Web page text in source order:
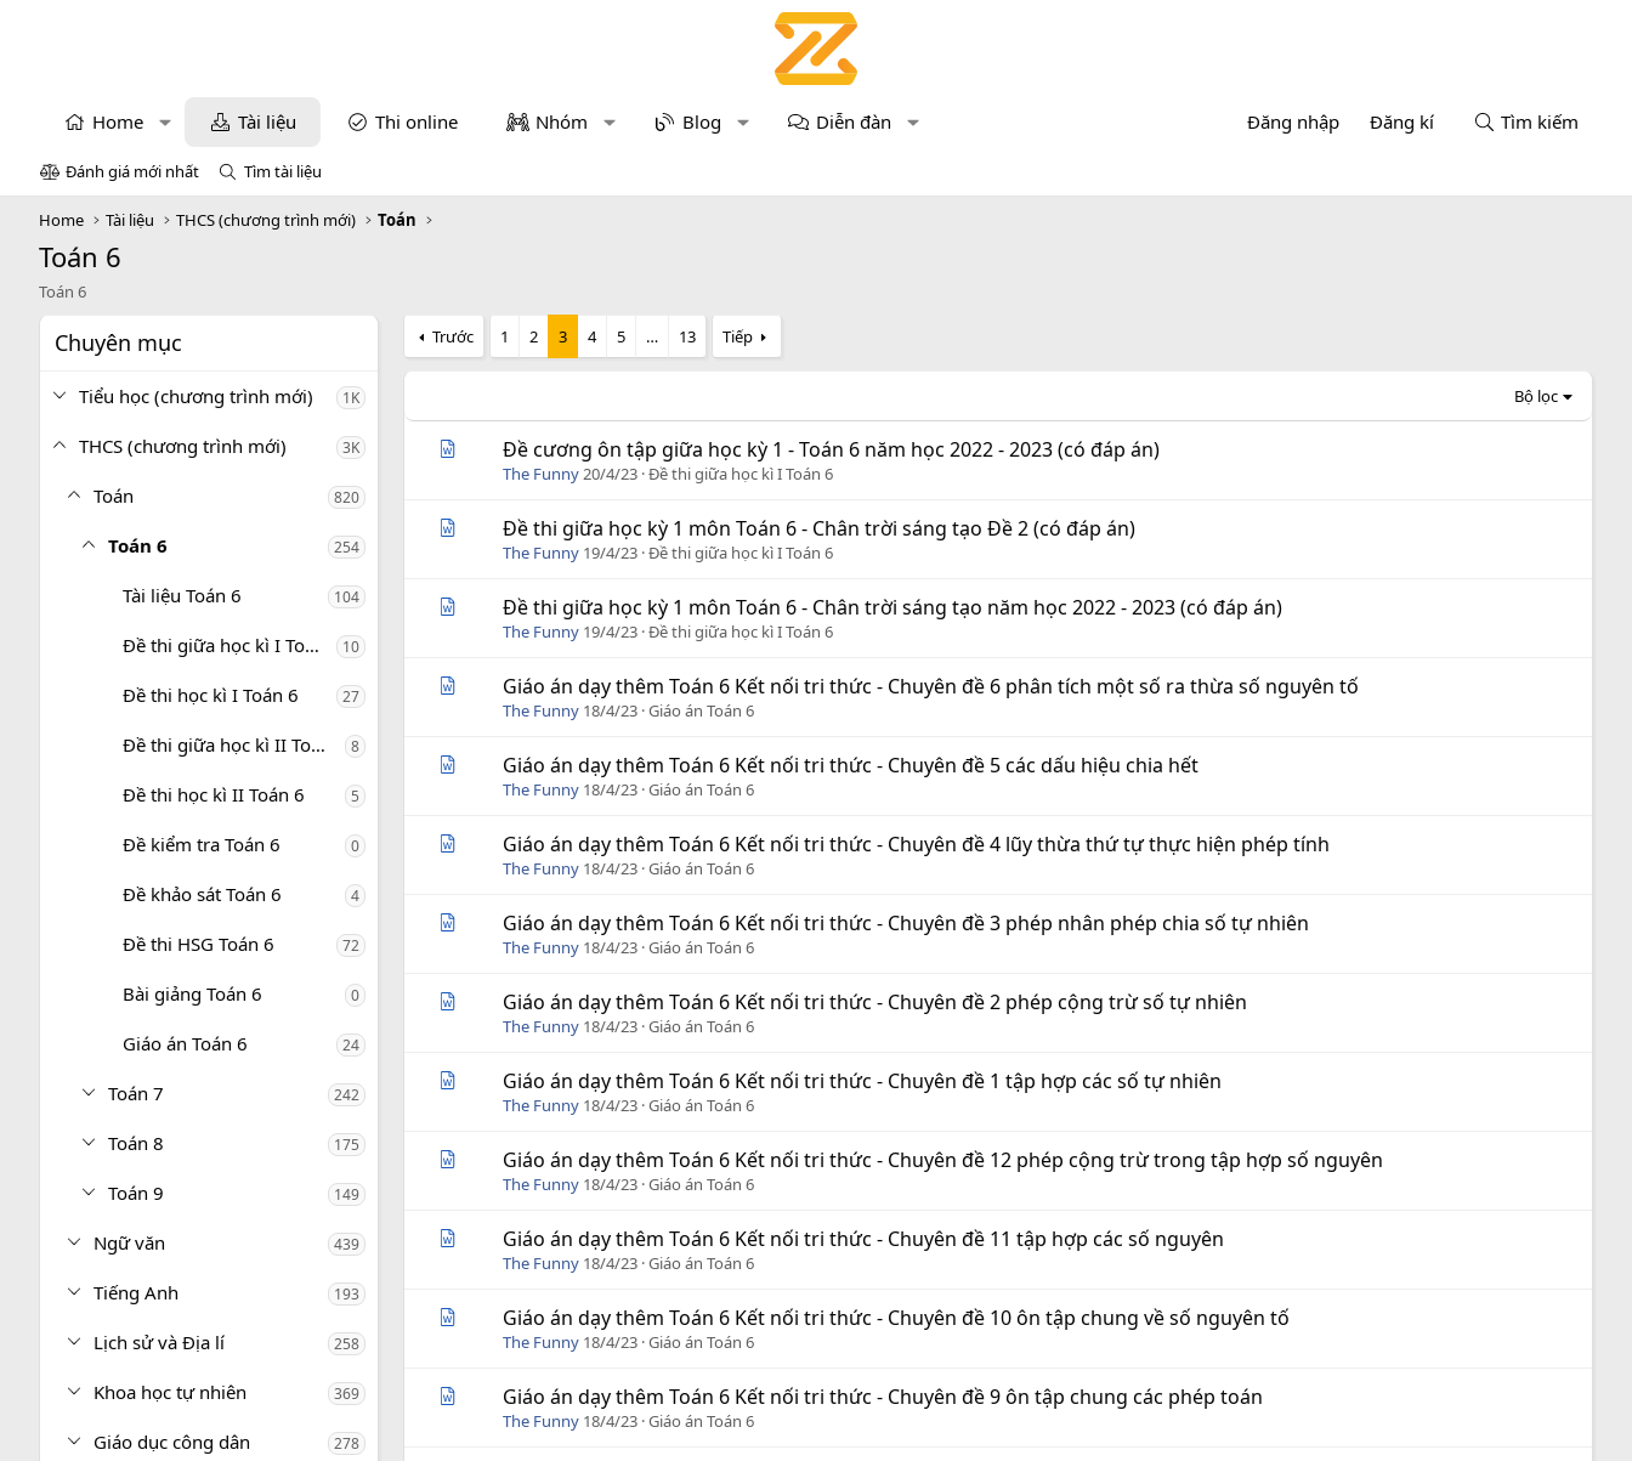
Home Tài liệu Thi online Nhóm Blog Diễn đàn Đăng nhập Đăng kí Tìm kiếm
Đánh giá mới nhất Tìm tài liệu
Home Tài liệu THCS (chương trình mới) Toán
Toán 6
Toán 6
Chuyên mục
Tiểu học (chương trình mới) 1K
THCS (chương trình mới) 3K
Toán 820
Toán 6 254
Tài liệu Toán 6 104
Đề thi giữa học kì I Toán 6 10
Đề thi học kì I Toán 6 27
Đề thi giữa học kì II Toán 6 8
Đề thi học kì II Toán 6 5
Đề kiểm tra Toán 6 0
Đề khảo sát Toán 6 4
Đề thi HSG Toán 6 72
Bài giảng Toán 6 0
Giáo án Toán 6 24
Toán 7 242
Toán 8 175
Toán 9 149
Ngữ văn 439
Tiếng Anh 193
Lịch sử và Địa lí 258
Khoa học tự nhiên 369
Giáo dục công dân 278
Trước 1 2 3 4 5 … 13 Tiếp
Bộ lọc
Đề cương ôn tập giữa học kỳ 1 - Toán 6 năm học 2022 - 2023 (có đáp án)
The Funny20/4/23 Đề thi giữa học kì I Toán 6
Đề thi giữa học kỳ 1 môn Toán 6 - Chân trời sáng tạo Đề 2 (có đáp án)
The Funny 19/4/23 Đề thi giữa học kì I Toán 6
Đề thi giữa học kỳ 1 môn Toán 6 - Chân trời sáng tạo năm học 2022 - 2023 (có đáp án)
The Funny 19/4/23 Đề thi giữa học kì I Toán 6
Giáo án dạy thêm Toán 6 Kết nối tri thức - Chuyên đề 6 phân tích một số ra thừa số nguyên tố
The Funny 18/4/23 Giáo án Toán 6
Giáo án dạy thêm Toán 6 Kết nối tri thức - Chuyên đề 5 các dấu hiệu chia hết
The Funny 18/4/23 Giáo án Toán 6
Giáo án dạy thêm Toán 6 Kết nối tri thức - Chuyên đề 4 lũy thừa thứ tự thực hiện phép tính
The Funny 18/4/23 Giáo án Toán 6
Giáo án dạy thêm Toán 6 Kết nối tri thức - Chuyên đề 3 phép nhân phép chia số tự nhiên
The Funny 18/4/23 Giáo án Toán 6
Giáo án dạy thêm Toán 6 Kết nối tri thức - Chuyên đề 2 phép cộng trừ số tự nhiên
The Funny 18/4/23 Giáo án Toán 6
Giáo án dạy thêm Toán 6 Kết nối tri thức - Chuyên đề 1 tập hợp các số tự nhiên
The Funny 18/4/23 Giáo án Toán 6
Giáo án dạy thêm Toán 6 Kết nối tri thức - Chuyên đề 12 phép cộng trừ trong tập hợp số nguyên
The Funny 18/4/23 Giáo án Toán 6
Giáo án dạy thêm Toán 6 Kết nối tri thức - Chuyên đề 11 tập hợp các số nguyên
The Funny 18/4/23 Giáo án Toán 6
Giáo án dạy thêm Toán 6 Kết nối tri thức - Chuyên đề 10 ôn tập chung về số nguyên tố
The Funny 18/4/23 Giáo án Toán 6
Giáo án dạy thêm Toán 6 Kết nối tri thức - Chuyên đề 9 ôn tập chung các phép toán
The Funny 18/4/23 Giáo án Toán 6